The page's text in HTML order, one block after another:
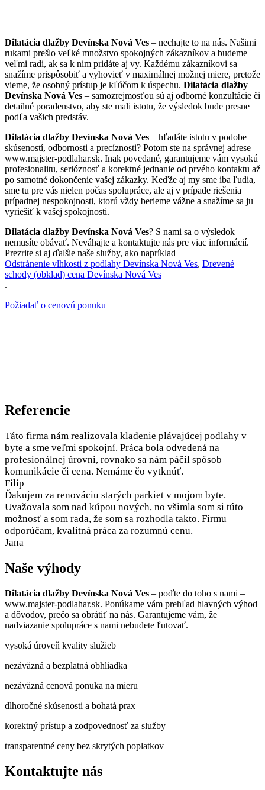
Dilatácia dlažby Devínska Nová Ves – nechajte to na nás. Našimi
rukami prešlo veľké množstvo spokojných zákazníkov a budeme
veľmi radi, ak sa k nim pridáte aj vy. Každému zákazníkovi sa
snažíme prispôsobiť a vyhovieť v maximálnej možnej miere, pretože
vieme, že osobný prístup je kľúčom k úspechu. Dilatácia dlažby
Devínska Nová Ves – samozrejmosťou sú aj odborné konzultácie či
detailné poradenstvo, aby ste mali istotu, že výsledok bude presne
podľa vašich predstáv.
Dilatácia dlažby Devínska Nová Ves – hľadáte istotu v podobe
skúseností, odbornosti a precíznosti? Potom ste na správnej adrese –
www.majster-podlahar.sk. Inak povedané, garantujeme vám vysokú
profesionalitu, serióznosť a korektné jednanie od prvého kontaktu až
po samotné dokončenie vašej zákazky. Keďže aj my sme iba ľudia,
sme tu pre vás nielen počas spolupráce, ale aj v prípade riešenia
prípadnej nespokojnosti, ktorú vždy berieme vážne a snažíme sa ju
vyriešiť k vašej spokojnosti.
Dilatácia dlažby Devínska Nová Ves? S nami sa o výsledok
nemusíte obávať. Neváhajte a kontaktujte nás pre viac informácií.
Prezrite si aj ďalšie naše služby, ako napríklad
Odstránenie vlhkosti z podlahy Devínska Nová Ves, Drevené
schody (obklad) cena Devínska Nová Ves
.
Požiadať o cenovú ponuku
Referencie
Táto firma nám realizovala kladenie plávajúcej podlahy v
byte a sme veľmi spokojní. Práca bola odvedená na
profesionálnej úrovni, rovnako sa nám páčil spôsob
komunikácie či cena. Nemáme čo vytknúť.
Filip
Ďakujem za renováciu starých parkiet v mojom byte.
Uvažovala som nad kúpou nových, no všimla som si túto
možnosť a som rada, že som sa rozhodla takto. Firmu
odporúčam, kvalitná práca za rozumnú cenu.
Jana
Naše výhody
Dilatácia dlažby Devínska Nová Ves – poďte do toho s nami –
www.majster-podlahar.sk. Ponúkame vám prehľad hlavných výhod
a dôvodov, prečo sa obrátiť na nás. Garantujeme vám, že
nadviazanie spolupráce s nami nebudete ľutovať.
vysoká úroveň kvality služieb
nezáväzná a bezplatná obhliadka
nezáväzná cenová ponuka na mieru
dlhoročné skúsenosti a bohatá prax
korektný prístup a zodpovednosť za služby
transparentné ceny bez skrytých poplatkov
Kontaktujte nás